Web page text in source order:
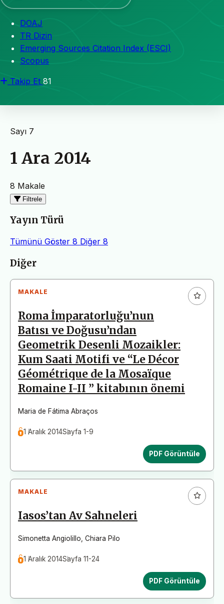
DOAJ
TR Dizin
Emerging Sources Citation Index (ESCI)
Scopus
Takip Et 81
Sayı 7
1 Ara 2014
8 Makale
Filtrele
Yayın Türü
Tümünü Göster 8 Diğer 8
Makaleler
Diğer
MAKALE
Roma İmparatorluğu’nun
Batısı ve Doğusu’ndan
Geometrik Desenli Mozaikler:
Kum Saati Motifi ve “Le Décor
Géométrique de la Mosaïque
Romaine I-II ” kitabının önemi
Maria de Fátima Abraços
1 Aralık 2014Sayfa 1-9
PDF Görüntüle
MAKALE
Iasos’tan Av Sahneleri
Simonetta Angiolillo Chiara Pilo
1 Aralık 2014Sayfa 11-24
PDF Görüntüle